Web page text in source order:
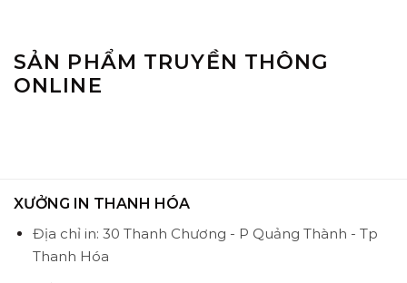
SẢN PHẨM TRUYỀN THÔNG
ONLINE
XƯỞNG IN THANH HÓA
Địa chỉ in: 30 Thanh Chương - P Quảng Thành - Tp
Thanh Hóa